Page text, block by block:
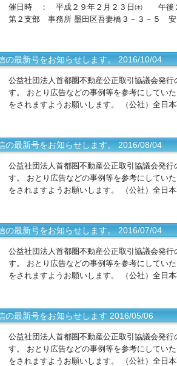
催日時 ： 平成２９年２月２３日㈭ 午後
第２支部 事務所 墨田区吾妻橋３－３－５
の最新号をお知らせします。 2016/10/04
公益社団法人首都圏不動産公正取引協議会発
す。 おとり広告などの事例等を参考にしてい
をされますようお願いします。 （公社）全日
の最新号をお知らせします。 2016/08/04
公益社団法人首都圏不動産公正取引協議会発
す。 おとり広告などの事例等を参考にしてい
をされますようお願いします。 （公社）全日
の最新号をお知らせします。 2016/07/04
公益社団法人首都圏不動産公正取引協議会発
す。 おとり広告などの事例等を参考にしてい
をされますようお願いします。 （公社）全日
の最新号をお知らせします 2016/05/06
公益社団法人首都圏不動産公正取引協議会発
す。 おとり広告などの事例等を参考にしてい
をされますようお願いします。 （公社）全日